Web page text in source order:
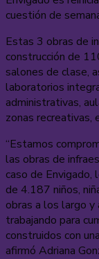
cuestión de
Estas 3 obras de
construcción de
salones de clase,
laboratorios
administrativas,
zonas recreativas,
“Estamos
las obras de
caso de Envigado,
de 4.187 niños,
obras a los largo y
trabajando para
construidos con
afirmó Adriana